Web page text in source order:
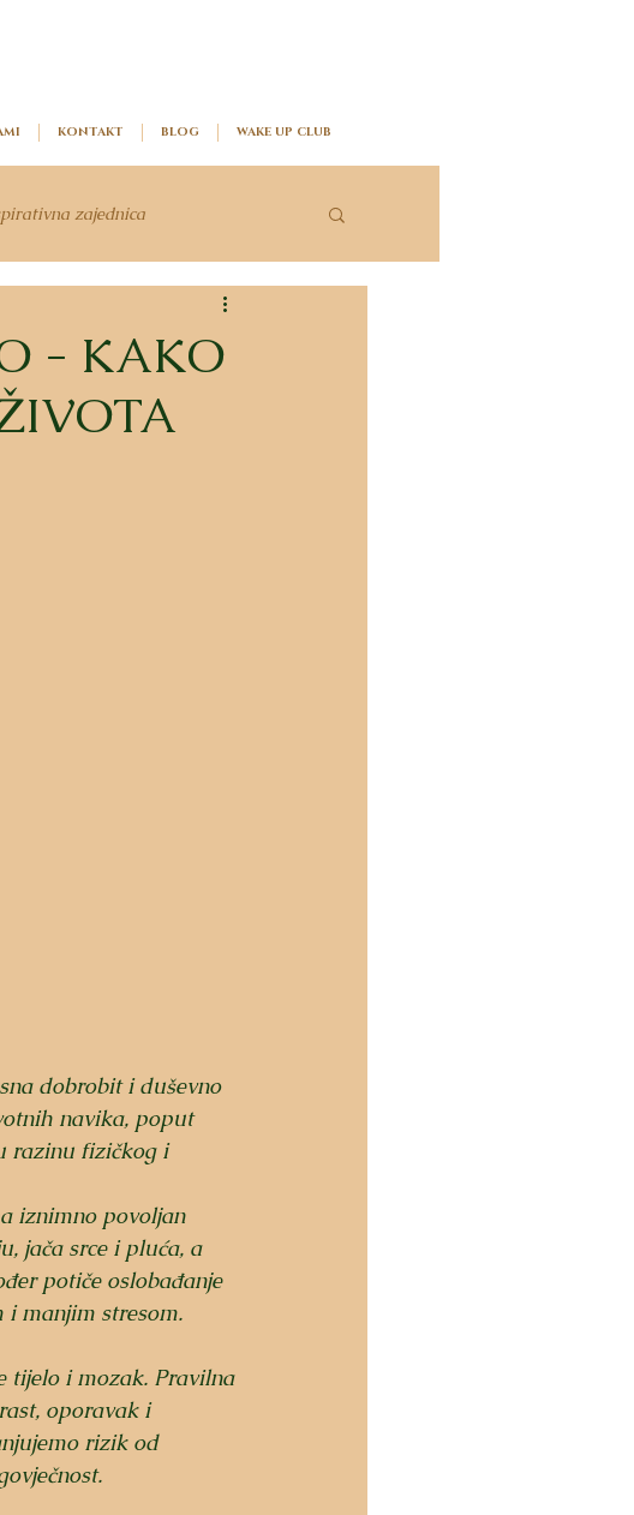
KONTAKT BLOG WAKE UP CLUB
zajednica
- KAKO
dobrobit i duševno
navika, poput
razinu fizičkog i
iznimno povoljan
jača srce i pluća, a
potiče oslobađanje
i manjim stresom.
tijelo i mozak. Pravilna
oporavak i
rizik od